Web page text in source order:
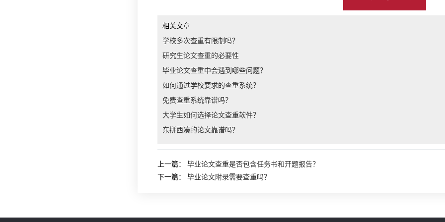
相关文章
学校多次查重有限制吗？
研究生论文查重的必要性
毕业论文查重中会遇到哪些问题？
如何通过学校要求的查重系统？
免费查重系统靠谱吗？
大学生如何选择论文查重软件？
东拼西凑的论文靠谱吗？
上一篇： 毕业论文查重是否包含任务书和开题报告？
下一篇： 毕业论文附录需要查重吗？